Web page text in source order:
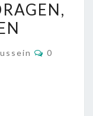
Comments
0